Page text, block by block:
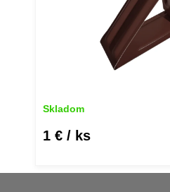
Skladom
1 € / ks